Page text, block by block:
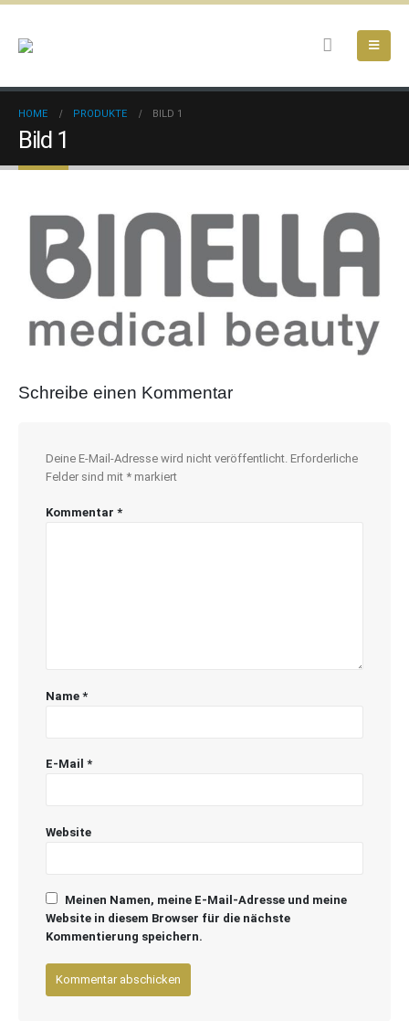
HOME PRODUKTE BILD 1
Bild 1
Schreibe einen Kommentar
Deine E-Mail-Adresse wird nicht veröffentlicht. Erforderliche
Felder sind mit * markiert
Kommentar *
Name *
E-Mail *
Website
Meinen Namen, meine E-Mail-Adresse und meine
Website in diesem Browser für die nächste
Kommentierung speichern.